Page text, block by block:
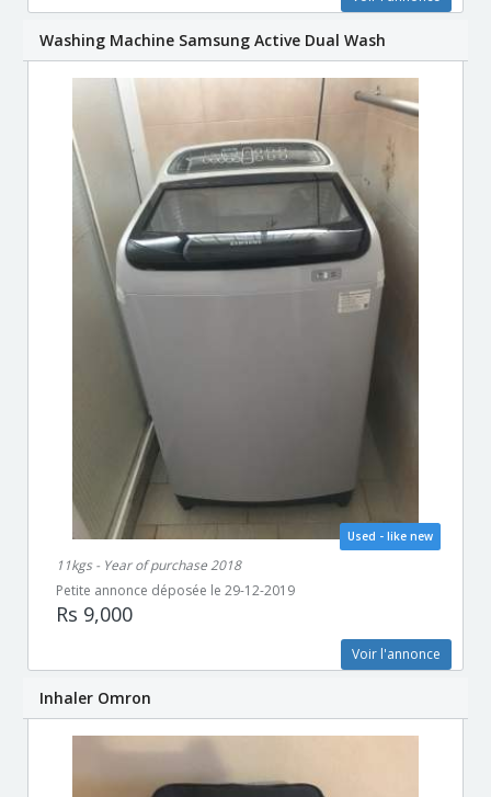
Washing Machine Samsung Active Dual Wash
Used - like new
11kgs - Year of purchase 2018
Petite annonce déposée le 29-12-2019
Rs 9,000
Voir l'annonce
Inhaler Omron